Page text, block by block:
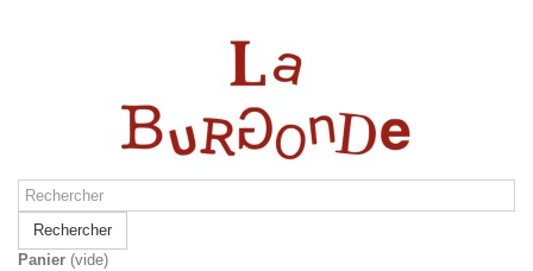
Rechercher
Panier (vide)